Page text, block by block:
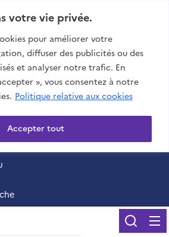
votre vie privée.
pour améliorer votre
diffuser des publicités ou des
et analyser notre trafic. En
», vous consentez à notre
Politique relative aux cookies
Accepter tout